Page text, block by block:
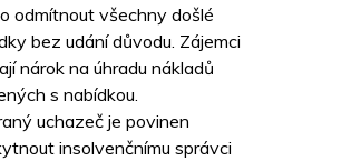
odmítnout všechny došlé
bez udání důvodu. Zájemci
nárok na úhradu nákladů
s nabídkou.
uchazeč je povinen
insolvenčnímu správci